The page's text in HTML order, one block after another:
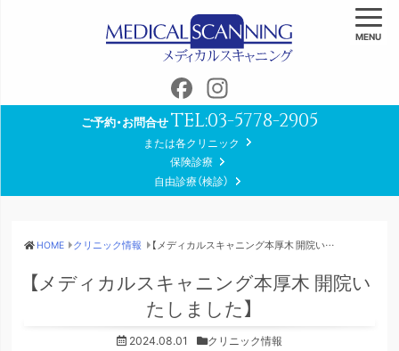
Facebook
ご予約・お問合せTEL:03-5778-2905
または各クリニック
保険診療
自由診療（検診）
MENU
HOME クリニック情報 【メディカルスキャニング本厚木 開院いたしました】
【メディカルスキャニング本厚木 開院い
たしました】
2024.08.01 クリニック情報